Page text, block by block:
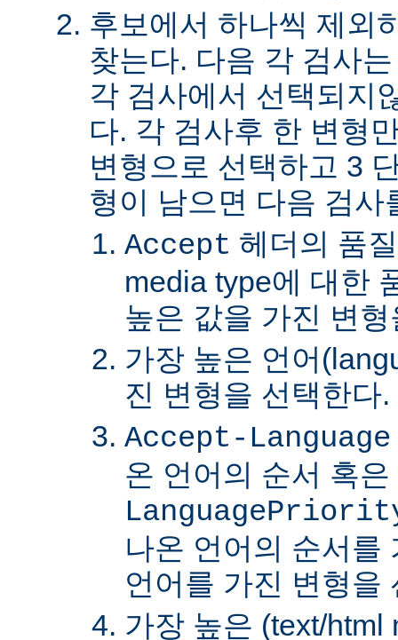
후보에서 하나씩 제외
찾는다. 다음 각 검사
각 검사에서 선택되지
다. 각 검사후 한 변형
변형으로 선택하고 3
형이 남으면 다음 검사
Accept 헤더의 품
media type에 대한
높은 값을 가진 변
가장 높은 언어
진 변형을 선택한다.
Accept-Language
온 언어의 순서 혹은
나온 언어의 순서를
언어를 가진 변형을
가장 높은 (text/html